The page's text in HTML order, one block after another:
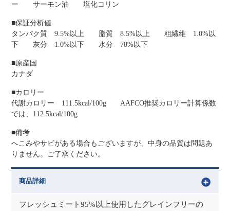
ー サーモン油 塩化コリン
■保証分析値
タンパク質 9.5%以上 脂質 8.5%以上 粗繊維 1.0%以
下 灰分 1.0%以下 水分 78%以下
■原産国
カナダ
■カロリー
代謝カロリー 111.5kcal/100g AAFCO推奨カロリー計算係数
では、112.5kcal/100g
■備考
へこみやサビがある場合もございますが、中身の品質は問題あ
りません。ご了承ください。
商品詳細
フレッシュミート95%以上使用したグレインフリーの